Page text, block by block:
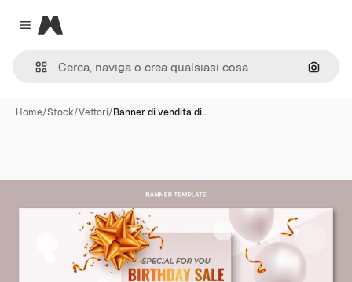
Close menu
Magnific
Cerca
Home/Stock/Vettori/Banner di vendita di…